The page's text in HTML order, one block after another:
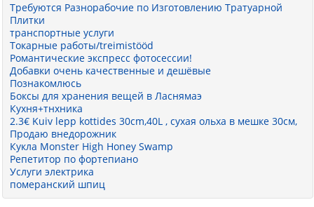
Требуются Разнорабочие по Изготовлению Тратуарной
Плитки
транспортные услуги
Токарные работы/treimistööd
Романтические экспресс фотосессии!
Добавки очень качественные и дешёвые
Познакомлюсь
Боксы для хранения вещей в Ласнямаэ
Кухня+тнхника
2.3€ Kuiv lepp kottides 30cm,40L , сухая ольха в мешке 30см,
Продаю внедорожник
Кукла Monster High Honey Swamp
Репетитор по фортепиано
Услуги электрика
померанский шпиц